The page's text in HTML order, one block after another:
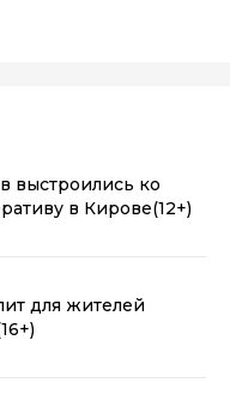
выстроились ко
в Кирове(12+)
для жителей